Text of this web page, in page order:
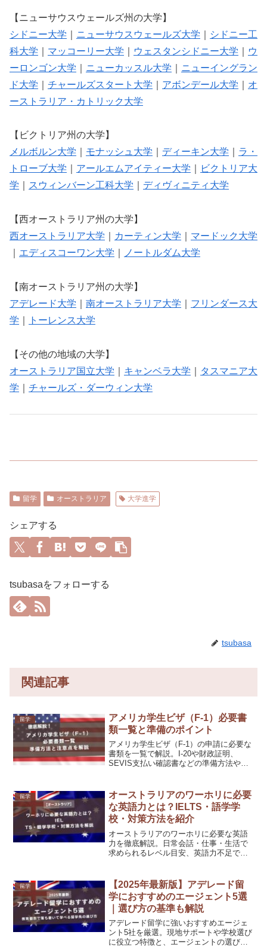
【ニューサウスウェールズ州の大学】
シドニー大学
ニューサウスウェールズ大学
シドニー工
科大学
マッコーリー大学 ウェスタンシドニー大学
ウ
ーロンゴン大学
ニューカッスル大学
ニューイングラン
ド大学
チャールズスタート大学 アボンデール大学
オ
ーストラリア・カトリック大学
【ビクトリア州の大学】
メルボルン大学
モナッシュ大学 ディーキン大学
ラ・
トローブ大学
アールエムアイティー大学
ビクトリア大
学
スウィンバーン工科大学 ディヴィニティ大学
【西オーストラリア州の大学】
西オーストラリア大学
カーティン大学
マードック大学
エディスコーワン大学 ノートルダム大学
【南オーストラリア州の大学】
アデレード大学
南オーストラリア大学
フリンダース大
学
トーレンス大学
【その他の地域の大学】
オーストラリア国立大学
キャンベラ大学
タスマニア大
学
チャールズ・ダーウィン大学
留学 オーストラリア 大学進学
シェアする
tsubasaをフォローする
tsubasa
関連記事
留学
アメリカ学生ビザ（F-1）必要書
類一覧と準備のポイント
アメリカ学生ビザ（F-1）の申請に必要な
書類を一覧で解説。I-20や財政証明、
SEVIS支払い確認書などの準備方法や注
留学
オーストラリアのワーホリに必要
な英語力とは？IELTS・語学学
校・対策方法を紹介
オーストラリアのワーホリに必要な英語
力を徹底解説。日常会話・仕事・生活で
求められるレベル目安、英語力不足で起
留学
【2025年最新版】アデレード留
学におすすめのエージェント5選
｜選び方の基準も解説
アデレード留学に強いおすすめエージェ
ント5社を厳選。現地サポートや学校選び
に役立つ特徴と、エージェントの選び方